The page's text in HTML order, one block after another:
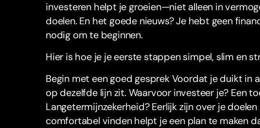
investeren helpt je groeien—niet alleen in
doelen. En het goede nieuws? Je hebt geen
nodig om te beginnen.
Hier is hoe je je eerste stappen simpel, slim en
Begin met een goed gesprek Voordat je duikt in
op dezelfde lijn zit. Waarvoor investeer je? Een
Langetermijnzekerheid? Eerlijk zijn over je
comfortabel vinden helpt je een plan te maken